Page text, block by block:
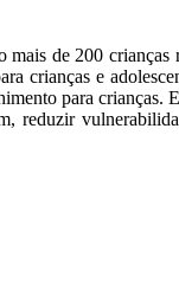
mais de 200
crianças e
para crianças.
reduzir